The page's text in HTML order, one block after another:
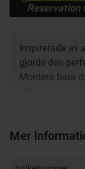
Inspirerade av
gjorde den
Montera bara
kommer att
Mer